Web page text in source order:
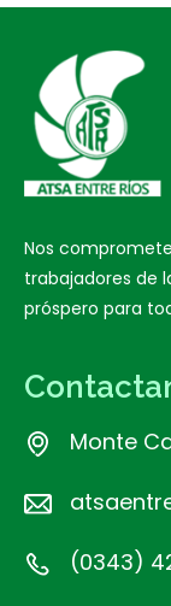
Nos
trabajadores de
próspero para
Monte
(0343)